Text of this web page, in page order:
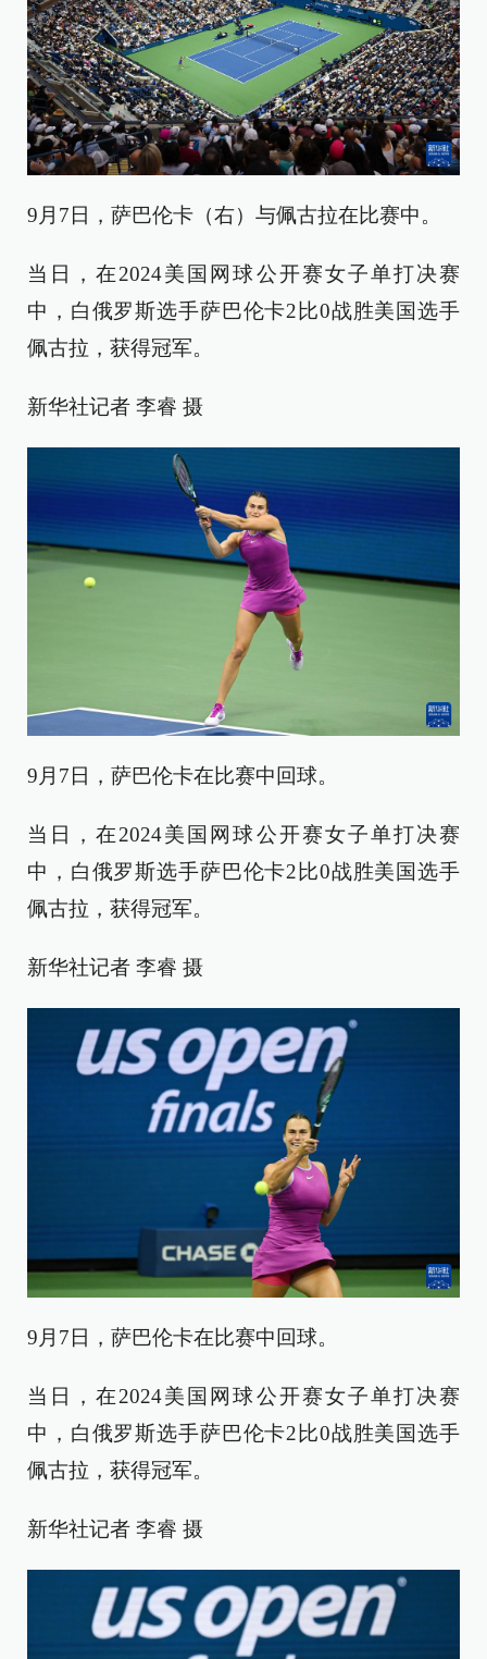
9月7日，萨巴伦卡（右）与佩古拉在比赛中。
当日，在2024美国网球公开赛女子单打决赛
中，白俄罗斯选手萨巴伦卡2比0战胜美国选手
佩古拉，获得冠军。
新华社记者 李睿 摄
9月7日，萨巴伦卡在比赛中回球。
当日，在2024美国网球公开赛女子单打决赛
中，白俄罗斯选手萨巴伦卡2比0战胜美国选手
佩古拉，获得冠军。
新华社记者 李睿 摄
9月7日，萨巴伦卡在比赛中回球。
当日，在2024美国网球公开赛女子单打决赛
中，白俄罗斯选手萨巴伦卡2比0战胜美国选手
佩古拉，获得冠军。
新华社记者 李睿 摄